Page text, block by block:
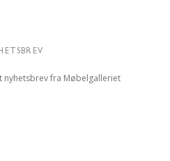
nyhetsbrev fra Møbelgalleriet